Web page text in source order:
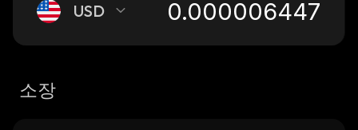
USD
소장